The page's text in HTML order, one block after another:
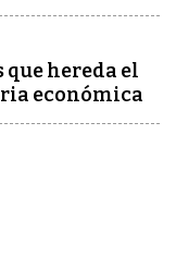
que hereda el
económica